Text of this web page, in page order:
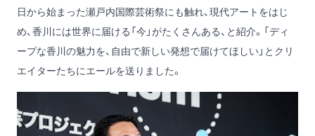
日から始まった瀬戸内国際芸術祭にも触れ、現代アートをはじ
め、香川には世界に届ける「今」がたくさんある、と紹介。「ディ
ープな香川の魅力を、自由で新しい発想で届けてほしい」とクリ
エイターたちにエールを送りました。